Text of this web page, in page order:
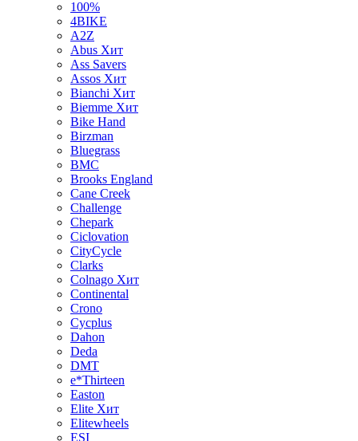
100%
4BIKE
A2Z
Abus Хит
Ass Savers
Assos Хит
Bianchi Хит
Biemme Хит
Bike Hand
Birzman
Bluegrass
BMC
Brooks England
Cane Creek
Challenge
Chepark
Ciclovation
CityCycle
Clarks
Colnago Хит
Continental
Crono
Cycplus
Dahon
Deda
DMT
e*Thirteen
Easton
Elite Хит
Elitewheels
ESI